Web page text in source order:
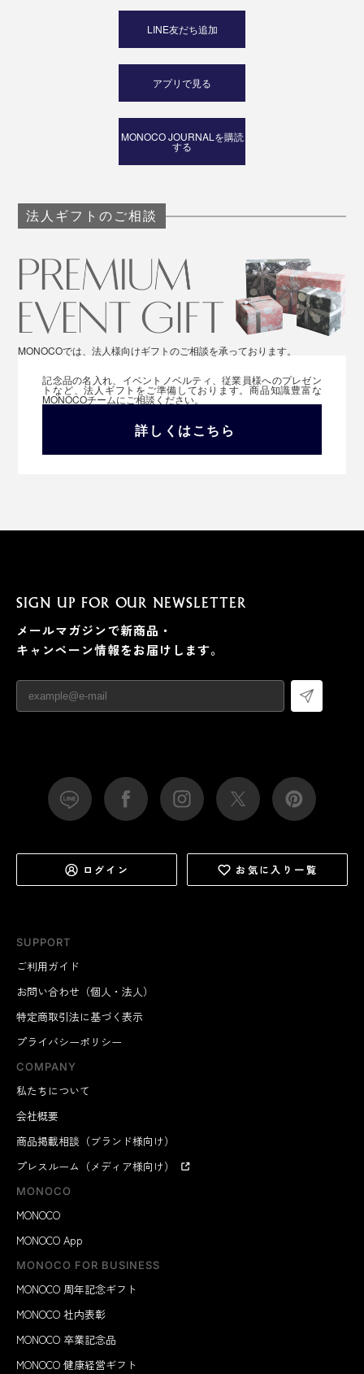
LINE友だち追加
アプリで見る
MONOCO JOURNALを購読
する
法人ギフトのご相談
MONOCOでは、法人様向けギフトのご相談を承っております。
記念品の名入れ、イベントノベルティ、従業員様へのプレゼン
トなど、法人ギフトをご準備しております。商品知識豊富な
MONOCOチームにご相談ください。
詳しくはこちら
SUPPORT
ご利用ガイド
お問い合わせ（個人・法人）
特定商取引法に基づく表示
プライバシーポリシー
COMPANY
私たちについて
会社概要
商品掲載相談（ブランド様向け）
プレスルーム（メディア様向け）
MONOCO
MONOCO
MONOCO App
MONOCO FOR BUSINESS
MONOCO 周年記念ギフト
MONOCO 社内表彰
MONOCO 卒業記念品
MONOCO 健康経営ギフト
SIGN UP FOR OUR NEWSLETTER
メールマガジンで新商品・
キャンペーン情報をお届けします。
ログイン お気に入り一覧